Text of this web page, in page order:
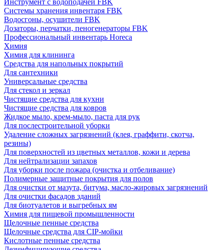
Инструмент с водоподачей FBK
Системы хранения инвентаря FBK
Водосгоны, осушители FBK
Дозаторы, перчатки, пеногенераторы FBK
Профессиональный инвентарь Horeca
Химия
Химия для клининга
Средства для напольных покрытий
Для сантехники
Универсальные средства
Для стекол и зеркал
Чистящие средства для кухни
Чистящие средства для ковров
Жидкое мыло, крем-мыло, паста для рук
Для послестроительной уборки
Удаление сложных загрязнений (клея, граффити, скотча,
резины)
Для поверхностей из цветных металлов, кожи и дерева
Для нейтрализации запахов
Для уборки после пожара (очистка и отбеливание)
Полимерные защитные покрытия для полов
Для очистки от мазута, битума, масло-жировых загрязнений
Для очистки фасадов зданий
Для биотуалетов и выгребных ям
Химия для пищевой промышленности
Щелочные пенные средства
Щелочные средства для CIP-мойки
Кислотные пенные средства